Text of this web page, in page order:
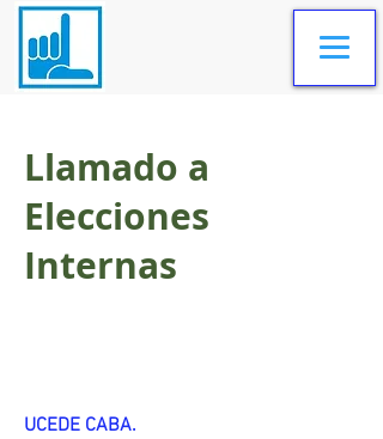
Llamado a
Elecciones
Internas
UCEDE CABA.